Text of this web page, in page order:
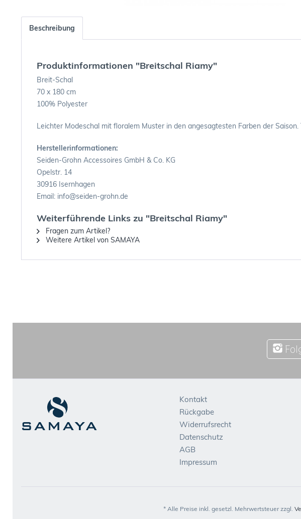
Beschreibung
Produktinformationen "Breitschal Riamy"
Breit-Schal
70 x 180 cm
100% Polyester
Leichter Modeschal mit floralem Muster in den angesagtesten Farben der
Herstellerinformationen:
Seiden-Grohn Accessoires GmbH & Co. KG
Opelstr. 14
30916 Isernhagen
Email: info@seiden-grohn.de
Weiterführende Links zu "Breitschal Riamy"
Fragen zum Artikel?
Weitere Artikel von SAMAYA
Kontakt
Rückgabe
Widerrufsrecht
Datenschutz
AGB
Impressum
* Alle Preise inkl. gesetzl. Mehrwertsteuer zzgl.